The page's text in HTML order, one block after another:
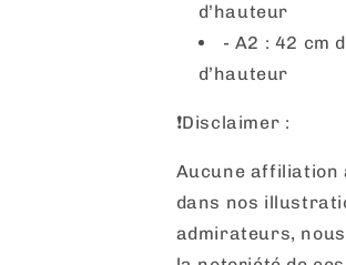
d’hauteur
- A2 : 42 cm
d’hauteur
❗️Disclaimer :
Aucune affiliation
dans nos
admirateurs,